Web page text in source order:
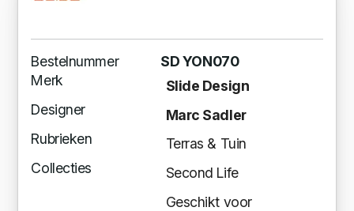
Bestelnummer
SD YON070
Merk
Slide Design
Designer
Marc Sadler
Rubrieken
Terras & Tuin
Collecties
Second Life
Geschikt voor